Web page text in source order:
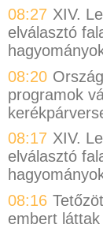
08:27 XIV.
elválasztó
08:20
programok
08:17 XIV.
elválasztó
08:16
embert